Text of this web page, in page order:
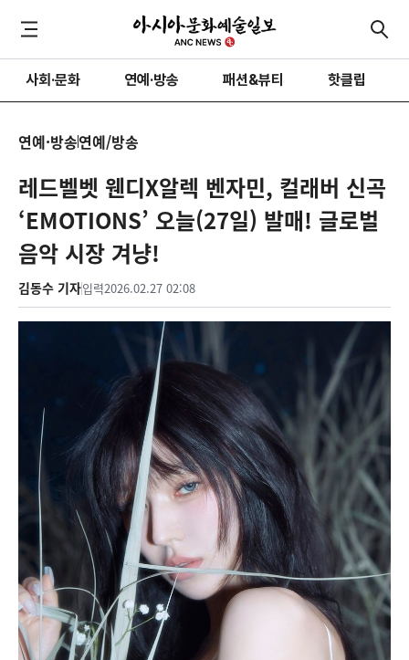
사회·문화 연예·방송 패션&뷰티 핫클립
연예·방송연예/방송
레드벨벳 웬디X알렉 벤자민, 컬래버 신곡
‘EMOTIONS’ 오늘(27일) 발매! 글로벌
음악 시장 겨냥!
김동수 기자입력2026.02.27 02:08